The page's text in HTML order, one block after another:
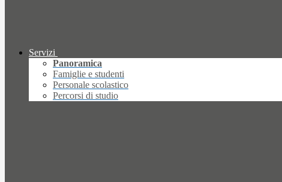
Servizi
Panoramica
Famiglie e studenti
Personale scolastico
Percorsi di studio